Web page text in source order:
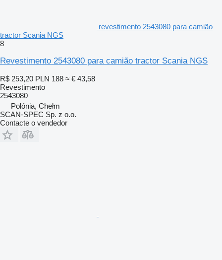
revestimento 2543080 para camião
tractor Scania NGS
8
Revestimento 2543080 para camião tractor Scania NGS
R$ 253,20 PLN 188 ≈ € 43,58
Revestimento
2543080
Polónia, Chełm
SCAN-SPEC Sp. z o.o.
Contacte o vendedor